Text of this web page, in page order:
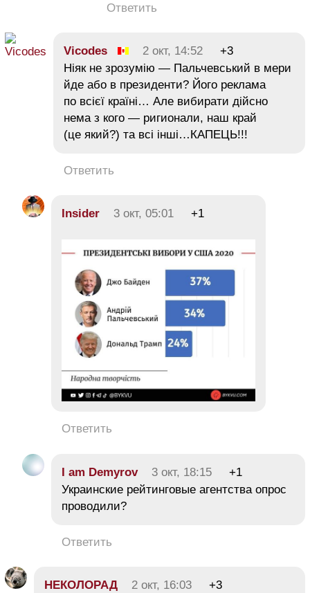
Ответить
Vicodes 2 окт, 14:52
+3
Ніяк не зрозумію — Пальчевський в мери
йде або в президенти? Його реклама
по всієї країні… Але вибирати дійсно
нема з кого — ригионали, наш край
(це який?) та всі інші…КАПЕЦЬ!!!
Ответить
Insider 3 окт, 05:01 +1
Ответить
I am Demyrov 3 окт, 18:15
+1
Украинские рейтинговые агентства опрос
проводили?
Ответить
НЕКОЛОРАД 2 окт, 16:03
+3